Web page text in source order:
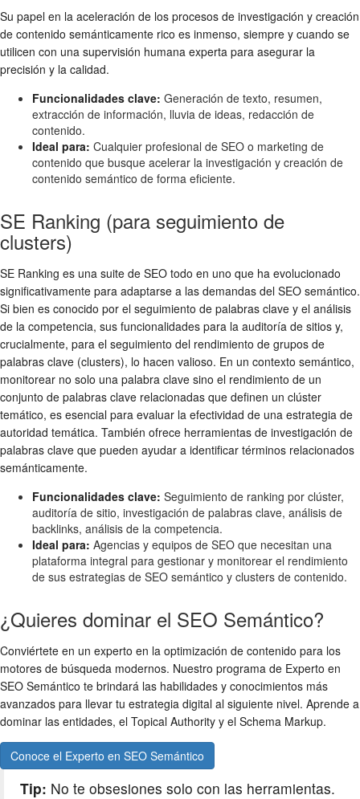
Su papel en la aceleración de los procesos de investigación y creación
de contenido semánticamente rico es inmenso, siempre y cuando se
utilicen con una supervisión humana experta para asegurar la
precisión y la calidad.
Funcionalidades clave: Generación de texto, resumen,
extracción de información, lluvia de ideas, redacción de
contenido.
Ideal para: Cualquier profesional de SEO o marketing de
contenido que busque acelerar la investigación y creación de
contenido semántico de forma eficiente.
SE Ranking (para seguimiento de
clusters)
SE Ranking es una suite de SEO todo en uno que ha evolucionado
significativamente para adaptarse a las demandas del SEO semántico.
Si bien es conocido por el seguimiento de palabras clave y el análisis
de la competencia, sus funcionalidades para la auditoría de sitios y,
crucialmente, para el seguimiento del rendimiento de grupos de
palabras clave (clusters), lo hacen valioso. En un contexto semántico,
monitorear no solo una palabra clave sino el rendimiento de un
conjunto de palabras clave relacionadas que definen un clúster
temático, es esencial para evaluar la efectividad de una estrategia de
autoridad temática. También ofrece herramientas de investigación de
palabras clave que pueden ayudar a identificar términos relacionados
semánticamente.
Funcionalidades clave: Seguimiento de ranking por clúster,
auditoría de sitio, investigación de palabras clave, análisis de
backlinks, análisis de la competencia.
Ideal para: Agencias y equipos de SEO que necesitan una
plataforma integral para gestionar y monitorear el rendimiento
de sus estrategias de SEO semántico y clusters de contenido.
¿Quieres dominar el SEO Semántico?
Conviértete en un experto en la optimización de contenido para los
motores de búsqueda modernos. Nuestro programa de Experto en
SEO Semántico te brindará las habilidades y conocimientos más
avanzados para llevar tu estrategia digital al siguiente nivel. Aprende a
dominar las entidades, el Topical Authority y el Schema Markup.
Conoce el Experto en SEO Semántico
Tip: No te obsesiones solo con las herramientas.